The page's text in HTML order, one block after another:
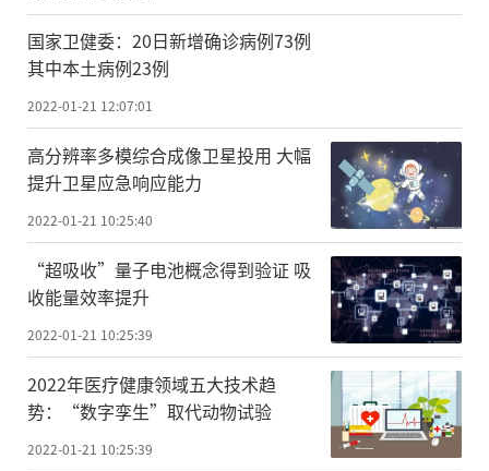
国家卫健委：20日新增确诊病例73例
其中本土病例23例
2022-01-21 12:07:01
高分辨率多模综合成像卫星投用 大幅
提升卫星应急响应能力
2022-01-21 10:25:40
“超吸收”量子电池概念得到验证 吸
收能量效率提升
2022-01-21 10:25:39
2022年医疗健康领域五大技术趋
势：“数字孪生”取代动物试验
2022-01-21 10:25:39